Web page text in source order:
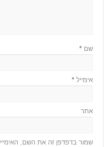
שם*
אימייל*
אתר
שמור בדפדפן זה את השם,